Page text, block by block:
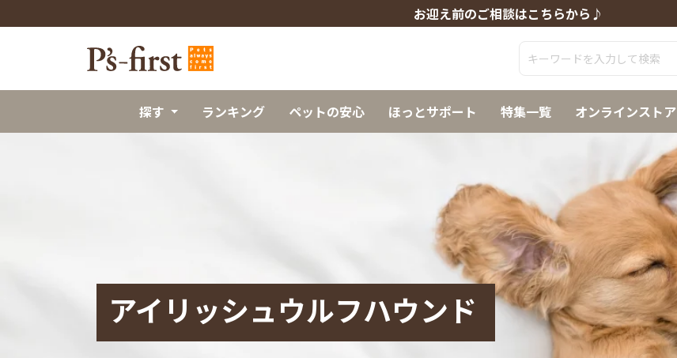
お迎え前のご相談はこちらから♪
探す ランキング ペットの安心 ほっとサポート 特集一覧 オンラインストア
アイリッシュウルフハウンド